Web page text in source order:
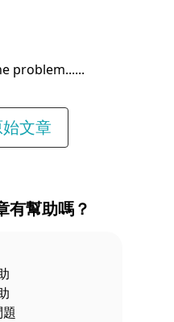
problem...
文章
有幫助嗎？